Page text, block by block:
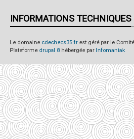
INFORMATIONS TECHNIQUES
Le domaine cdechecs35.fr est géré par le
Plateforme drupal 8 hébergée par Infomaniak